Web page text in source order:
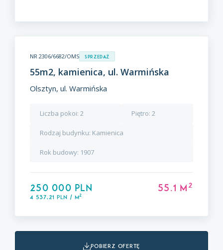
NR 2306/6682/OMS Sprzedaż
55m2, kamienica, ul. Warmińska
Olsztyn, ul. Warmińska
Liczba pokoi: 2 Piętro: 2
Rodzaj budynku: Kamienica
Rok budowy: 1907
250 000 PLN
4 537,21 PLN / m2
55.1 m 2
pobierz ofertę